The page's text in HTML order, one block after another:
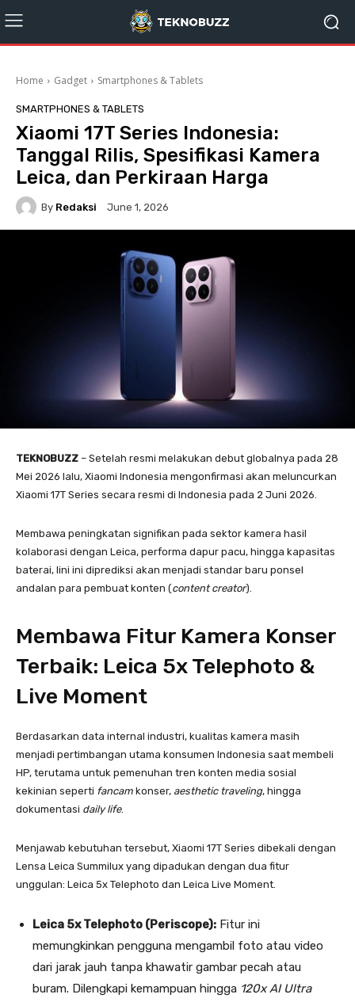
Home Gadget Smartphones & Tablets
SMARTPHONES & TABLETS
Xiaomi 17T Series Indonesia:
Tanggal Rilis, Spesifikasi Kamera
Leica, dan Perkiraan Harga
By Redaksi June 1, 2026
TEKNOBUZZ – Setelah resmi melakukan debut globalnya pada 28
Mei 2026 lalu, Xiaomi Indonesia mengonfirmasi akan meluncurkan
Xiaomi 17T Series secara resmi di Indonesia pada 2 Juni 2026.
Membawa peningkatan signifikan pada sektor kamera hasil
kolaborasi dengan Leica, performa dapur pacu, hingga kapasitas
baterai, lini ini diprediksi akan menjadi standar baru ponsel
andalan para pembuat konten (content creator).
Membawa Fitur Kamera Konser
Terbaik: Leica 5x Telephoto &
Live Moment
Berdasarkan data internal industri, kualitas kamera masih
menjadi pertimbangan utama konsumen Indonesia saat membeli
HP, terutama untuk pemenuhan tren konten media sosial
kekinian seperti fancam konser, aesthetic traveling, hingga
dokumentasi daily life.
Menjawab kebutuhan tersebut, Xiaomi 17T Series dibekali dengan
Lensa Leica Summilux yang dipadukan dengan dua fitur
unggulan: Leica 5x Telephoto dan Leica Live Moment.
Leica 5x Telephoto (Periscope): Fitur ini
memungkinkan pengguna mengambil foto atau video
dari jarak jauh tanpa khawatir gambar pecah atau
buram. Dilengkapi kemampuan hingga 120x AI Ultra